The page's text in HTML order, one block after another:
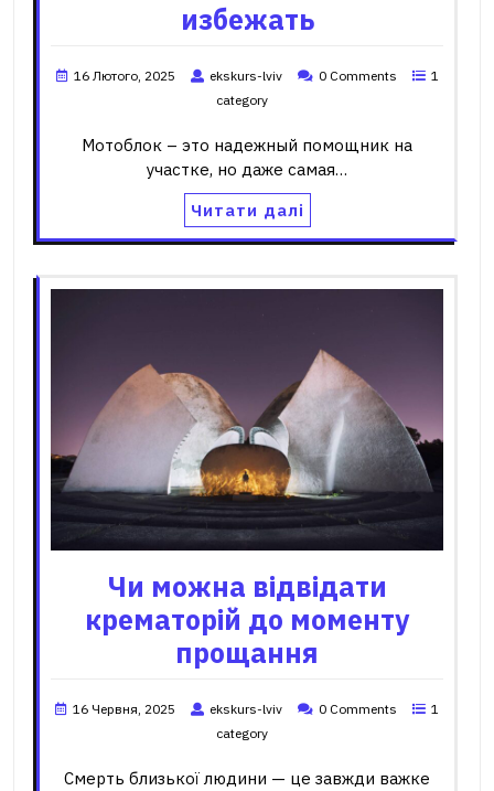
избежать
16 Лютого, 2025 ekskurs-lviv 0 Comments
1
category
Мотоблок – это надежный помощник на
участке, но даже самая…
Читати далі
Чи можна відвідати
крематорій до моменту
прощання
16 Червня, 2025 ekskurs-lviv 0 Comments
1
category
Смерть близької людини — це завжди важке